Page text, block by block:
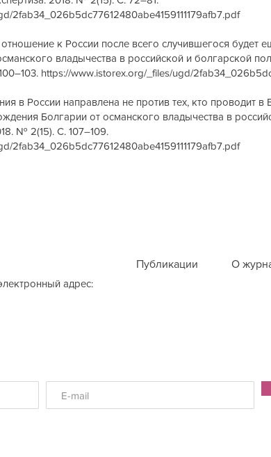
2fab34_026b5dc77612480abe4159111179afb7.pdf
к России после всего случившегося будет
владычества в российской и болгарской
https://www.istorex.org/_files/ugd/
в России направлена не против тех, кто проводит
Болгарии от османского владычества в
№ 2(15). С. 107–109.
2fab34_026b5dc77612480abe4159111179afb7.pdf
Публикации О
адрес: